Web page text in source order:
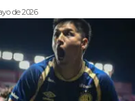
de 2026